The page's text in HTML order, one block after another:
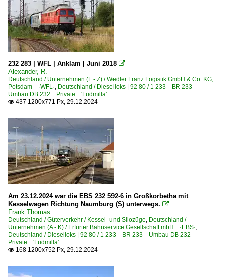
232 283 | WFL | Anklam | Juni 2018 
Alexander, R.
Deutschland / Unternehmen (L - Z) / Wedler Franz Logistik GmbH & Co. KG,
Potsdam ·WFL·, Deutschland / Dieselloks | 92 80 / 1 233 BR 233
Umbau DB 232 Private 'Ludmilla'
 437 1200x771 Px, 29.12.2024
Am 23.12.2024 war die EBS 232 592-6 in Großkorbetha mit
Kesselwagen Richtung Naumburg (S) unterwegs. 
Frank Thomas
Deutschland / Güterverkehr / Kessel- und Silozüge, Deutschland /
Unternehmen (A - K) / Erfurter Bahnservice Gesellschaft mbH ·EBS·,
Deutschland / Dieselloks | 92 80 / 1 233 BR 233 Umbau DB 232
Private 'Ludmilla'
 168 1200x752 Px, 29.12.2024